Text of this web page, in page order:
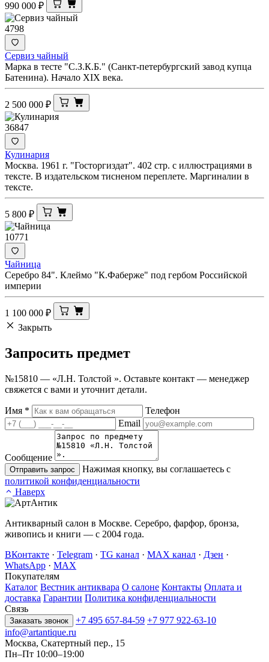
990 000 ₽
4798
Сервиз чайный
Марка в тесте "С.З.К.Б." (Санкт-петербургский завод купца
Батенина). Начало XIX века.
2 500 000 ₽
36847
Кулинария
Москва. 1961 г. "Госторгиздат". 402 стр. с иллюстрациями в
тексте. В издательском тисненом переплете. Маргиналии в
тексте.
5 800 ₽
10771
Чайница
Серебро 84". Клеймо "К.Фаберже" под гербом Российской
империи
1 100 000 ₽
Закрыть
Запросить предмет
№15810 — «Л.Н. Толстой ». Оставьте контакт — менеджер
свяжется с вами и уточнит детали.
Имя *
Телефон
Email
Сообщение
Отправить запрос
Нажимая кнопку, вы соглашаетесь с
политикой конфиденциальности
Наверх
Антикварный салон в Москве. Серебро, фарфор, бронза,
живопись и книги — с 2004 года.
ВКонтакте · Telegram · TG канал · MAX канал · Дзен ·
WhatsApp · MAX
Покупателям
Каталог Вестник антиквара О салоне Контакты Оплата и
доставка Гарантии Политика конфиденциальности
Связь
Заказать звонок +7 495 657-84-59 +7 977 922-63-10
info@artantique.ru
Москва, Скатертный пер., 15
Пн–Пт 10:00–19:00